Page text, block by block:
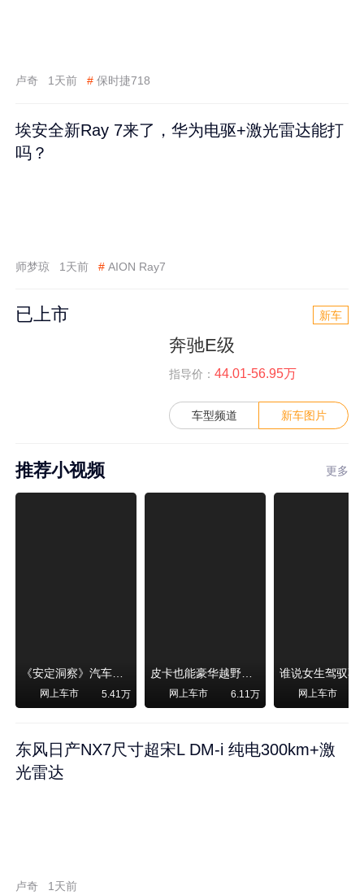
卢奇 1天前 # 保时捷718
埃安全新Ray 7来了，华为电驱+激光雷达能打
吗？
师梦琼 1天前 # AION Ray7
已上市 新车
奔驰E级
指导价： 44.01-56.95万
车型频道 新车图片
推荐小视频 更多
《安定洞察》汽车烧不烧油，和石油安全无关！
网上车市 5.41万
皮卡也能豪华越野！纵横F700上市，限时卖29.99万起
网上车市 6.11万 网上车市
东风日产NX7尺寸超宋L DM-i 纯电300km+激
光雷达
卢奇 1天前